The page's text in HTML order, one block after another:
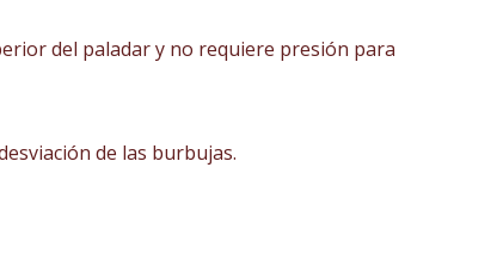
del paladar y no requiere presión para
de las burbujas.